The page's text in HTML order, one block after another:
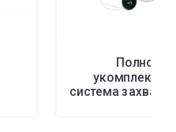
система захвата